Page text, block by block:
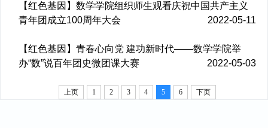
【红色基因】数学学院组织师生观看庆祝中国共产主义
青年团成立100周年大会
2022-05-11
【红色基因】青春心向党 建功新时代——数学学院举
办“数”说百年团史微团课大赛
2022-05-03
上页 1 2 3 4 5 6 下页